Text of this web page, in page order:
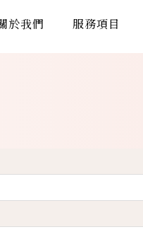
於我們 服務項目